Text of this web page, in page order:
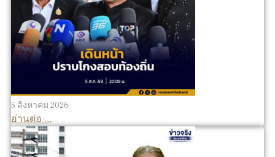
5 สิงหาคม 2026
อ่านต่อ ...